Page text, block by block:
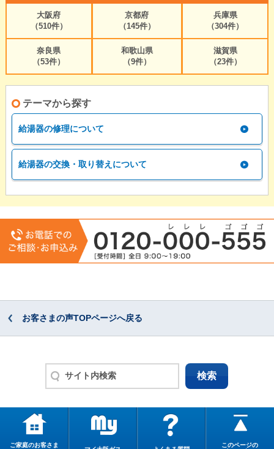
大阪府
（510件）
京都府
（145件）
兵庫県
（304件）
奈良県
（53件）
和歌山県
（9件）
滋賀県
（23件）
テーマから探す
給湯器の修理について
給湯器の交換・取り替えについて
お客さまの声TOPページへ戻る
ご家庭のお客さま
このページの